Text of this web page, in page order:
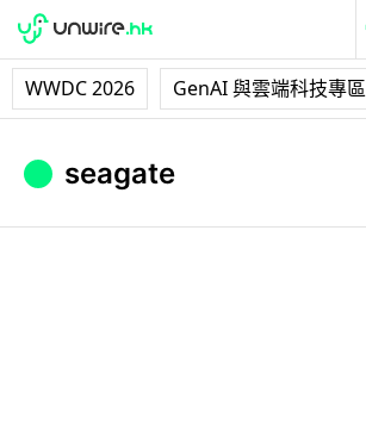
WWDC 2026 GenAI 與雲端科技專區
seagate